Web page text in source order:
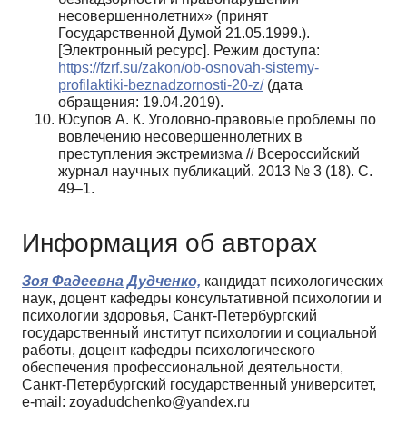
несовершеннолетних» (принят
Государственной Думой 21.05.1999.).
[Электронный ресурс]. Режим доступа:
https://fzrf.su/zakon/ob-osnovah-sistemy-
profilaktiki-beznadzornosti‑20‑z/(дата
обращения: 19.04.2019).
Юсупов А. К. Уголовно-правовые проблемы по
вовлечению несовершеннолетних в
преступления экстремизма // Всероссийский
журнал научных публикаций. 2013 № 3 (18). С.
49–1.
Информация об авторах
Зоя Фадеевна Дудченко, кандидат психологических
наук, доцент кафедры консультативной психологии и
психологии здоровья, Санкт-Петербургский
государственный институт психологии и социальной
работы, доцент кафедры психологического
обеспечения профессиональной деятельности,
Санкт-Петербургский государственный университет,
e-mail: zoyadudchenko@yandex.ru